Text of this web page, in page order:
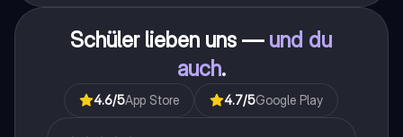
Schüler lieben uns — und du
auch.
4.6/5App Store 4.7/5Google Play